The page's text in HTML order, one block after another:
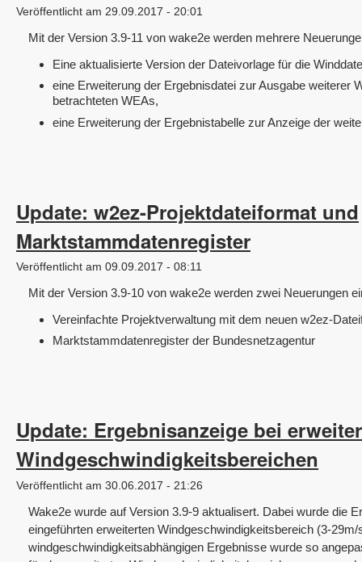
Veröffentlicht am 29.09.2017 - 20:01
Mit der Version 3.9-11 von wake2e werden mehrere
Eine aktualisierte Version der Dateivorlage für die
eine Erweiterung der Ergebnisdatei zur Ausgabe weiterer
betrachteten WEAs,
eine Erweiterung der Ergebnistabelle zur Anzeige der
Update: w2ez-Projektdateiformat und
Marktstammdatenregister
Veröffentlicht am 09.09.2017 - 08:11
Mit der Version 3.9-10 von wake2e werden zwei Neuerungen
Vereinfachte Projektverwaltung mit dem neuen w2ez-
Marktstammdatenregister der Bundesnetzagentur
Update: Ergebnisanzeige bei
Windgeschwindigkeitsbereichen
Veröffentlicht am 30.06.2017 - 21:26
Wake2e wurde auf Version 3.9-9 aktualisert. Dabei wurde die
eingeführten erweiterten Windgeschwindigkeitsbereich (3-
windgeschwindigkeitsabhängigen Ergebnisse wurde so